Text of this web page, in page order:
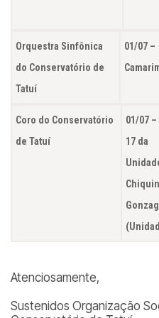
Orquestra Sinfônica
do Conservatório de
Tatuí
01/07 –
Coro do Conservatório
de Tatuí
01/07 –
17 da
Atenciosamente,
Sustenidos Organização